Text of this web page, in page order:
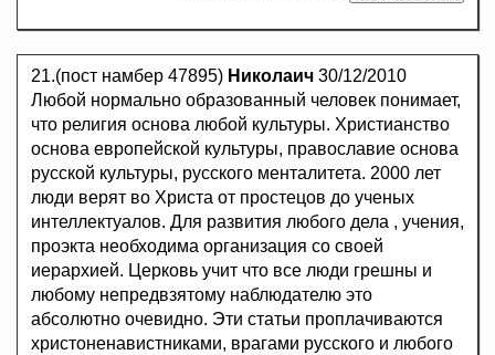
21.(пост намбер 47895) Николаич 30/12/2010
Любой нормально образованный человек понимает,
что религия основа любой культуры. Христианство
основа европейской культуры, православие основа
русской культуры, русского менталитета. 2000 лет
люди верят во Христа от простецов до ученых
интеллектуалов. Для развития любого дела , учения,
проэкта необходима организация со своей
иерархией. Церковь учит что все люди грешны и
любому непредвзятому наблюдателю это
абсолютно очевидно. Эти статьи проплачиваются
христоненавистниками, врагами русского и любого